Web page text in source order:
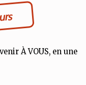
À VOUS, en une